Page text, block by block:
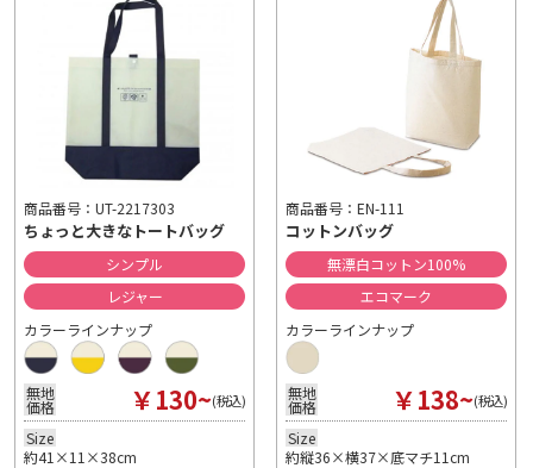
商品番号：UT-2217303
ちょっと大きなトートバッグ
シンプル
レジャー
カラーラインナップ
無地
価格 ￥130~(税込)
Size
約41×11×38cm
商品番号：EN-111
コットンバッグ
無漂白コットン100%
エコマーク
カラーラインナップ
無地
価格 ￥138~(税込)
Size
約縦36×横37×底マチ11cm